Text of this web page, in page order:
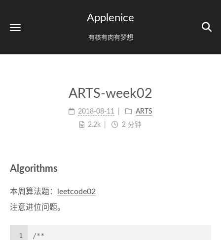
Applenice
有核有肉有梦想
ARTS-week02
2018-08-11
ARTS
2.2k
2 分钟
Algorithms
本周算法题：
leetcode02
注意进位问题。
1
/**